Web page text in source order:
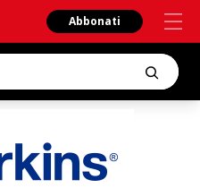
Abbonati